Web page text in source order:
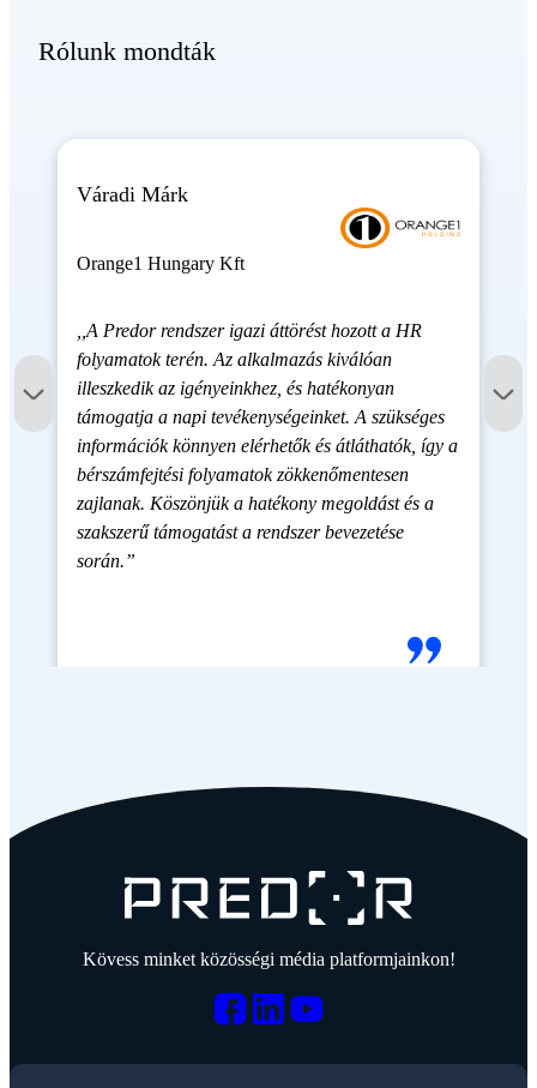
Rólunk mondták
Váradi Márk
Orange1 Hungary Kft
,,A Predor rendszer igazi áttörést hozott a HR
folyamatok terén. Az alkalmazás kiválóan
illeszkedik az igényeinkhez, és hatékonyan
támogatja a napi tevékenységeinket. A szükséges
információk könnyen elérhetők és átláthatók, így a
bérszámfejtési folyamatok zökkenőmentesen
zajlanak. Köszönjük a hatékony megoldást és a
szakszerű támogatást a rendszer bevezetése
során.”
Kövess minket közösségi média platformjainkon!